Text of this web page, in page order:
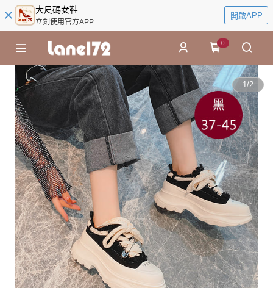
大尺碼女鞋
立刻使用官方APP
開啟APP
0
1/2